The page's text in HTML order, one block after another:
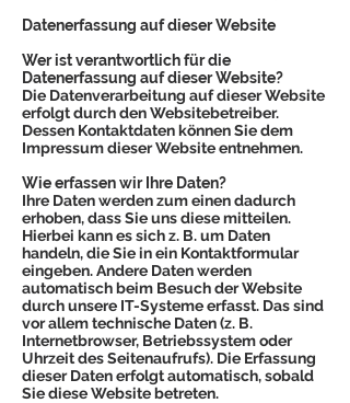
Datenerfassung auf dieser Website
Wer ist verantwortlich für die
Datenerfassung auf dieser Website?
Die Datenverarbeitung auf dieser Website
erfolgt durch den Websitebetreiber.
Dessen Kontaktdaten können Sie dem
Impressum dieser Website entnehmen.
Wie erfassen wir Ihre Daten?
Ihre Daten werden zum einen dadurch
erhoben, dass Sie uns diese mitteilen.
Hierbei kann es sich z. B. um Daten
handeln, die Sie in ein Kontaktformular
eingeben. Andere Daten werden
automatisch beim Besuch der Website
durch unsere IT-Systeme erfasst. Das sind
vor allem technische Daten (z. B.
Internetbrowser, Betriebssystem oder
Uhrzeit des Seitenaufrufs). Die Erfassung
dieser Daten erfolgt automatisch, sobald
Sie diese Website betreten.